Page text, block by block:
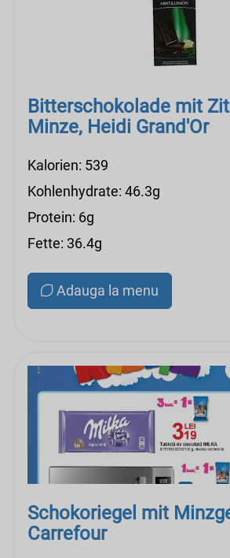
Bitterschokolade mit
Minze, Heidi Grand'Or
Kalorien: 539
Kohlenhydrate: 46.3g
Protein: 6g
Fette: 36.4g
Adauga la menu
Schokoriegel mit
Carrefour